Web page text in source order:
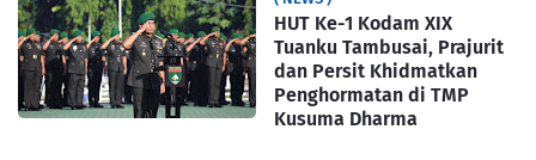
HUT Ke-1 Kodam XIX
Tuanku Tambusai, Prajurit
dan Persit Khidmatkan
Penghormatan di TMP
Kusuma Dharma